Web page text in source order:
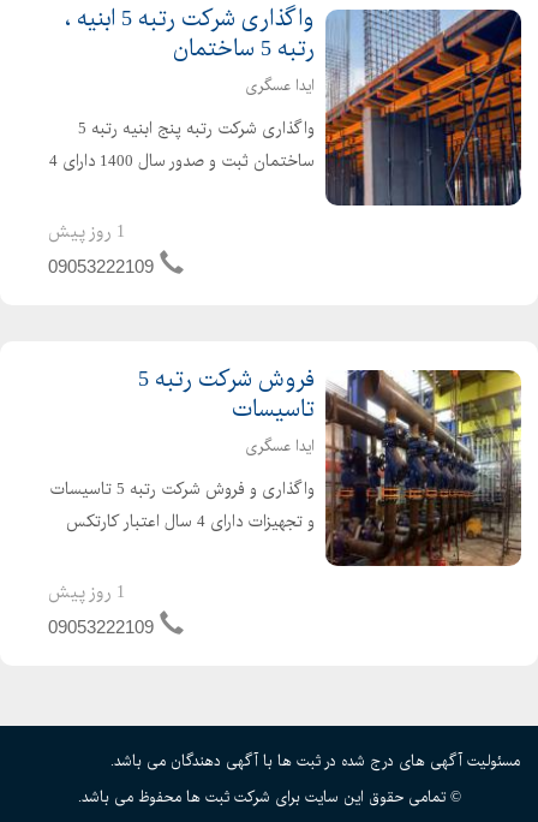
واگذاری شرکت رتبه 5 ابنیه ،
رتبه 5 ساختمان
ایدا عسگری
واگذاری شرکت رتبه پنج ابنیه رتبه 5
ساختمان ثبت و صدور سال 1400 دارای 4
مهندس بدون کارکرد قیمت مناسب برای
کسب اطلاعات بیشتر تماس بگیرید
1 روز پیش
09053222109
فروش شرکت رتبه 5
تاسیسات
ایدا عسگری
واگذاری و فروش شرکت رتبه 5 تاسیسات
و تجهیزات دارای 4 سال اعتبار کارتکس
بدون کارکرد و تازه تاسیس نقل و انتقال و
صورت جلسات تغیرات در 14 روز کاری
1 روز پیش
09053222109
مسئولیت آگهی های درج شده در ثبت ها با آگهی دهندگان می باشد.
© تمامی حقوق این سایت برای شرکت ثبت ها محفوظ می باشد.